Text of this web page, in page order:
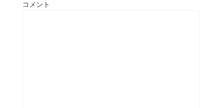
コメント